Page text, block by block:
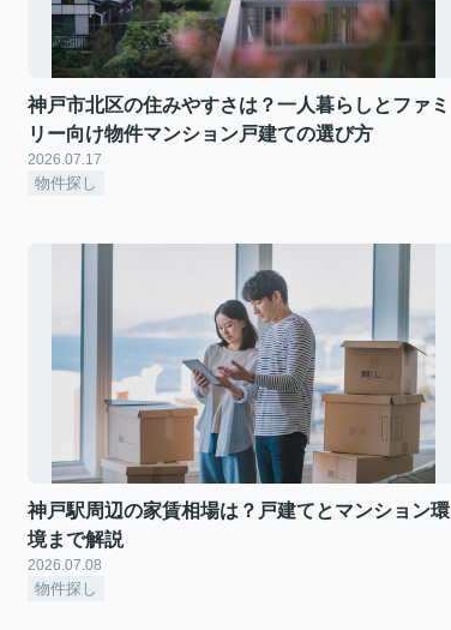
神戸市北区の住みやすさは？一人暮らしとファミ
リー向け物件マンション戸建ての選び方
2026.07.17
物件探し
神戸駅周辺の家賃相場は？戸建てとマンション環
境まで解説
2026.07.08
物件探し